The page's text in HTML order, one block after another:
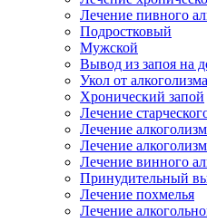
Лечение пивного
Подростковый
Мужской
Вывод из запоя на
Укол от
Хронический запой
Лечение
Лечение
Лечение
Лечение винного
Принудительный
Лечение похмелья
Лечение